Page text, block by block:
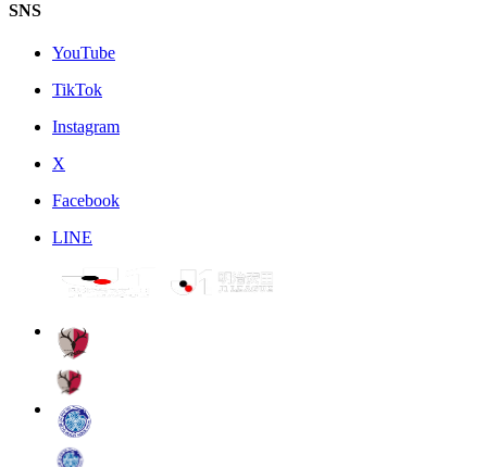
SNS
YouTube
TikTok
Instagram
X
Facebook
LINE